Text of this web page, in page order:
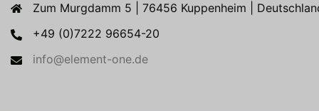
Zum Murgdamm 5 | 76456 Kuppenheim |
+49 (0)7222 96654-20
info@element-one.de